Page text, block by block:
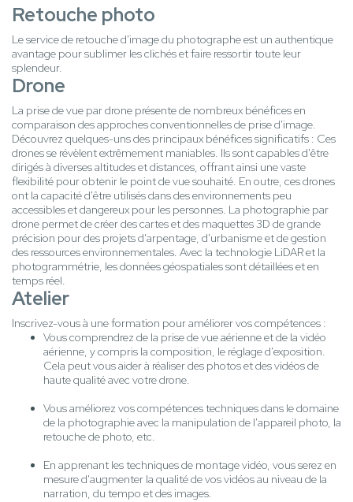
Retouche photo
Le service de retouche d'image du photographe est un authentique
avantage pour sublimer les clichés et faire ressortir toute leur
splendeur.
Drone
La prise de vue par drone présente de nombreux bénéfices en
comparaison des approches conventionnelles de prise d'image.
Découvrez quelques-uns des principaux bénéfices significatifs : Ces
drones se révèlent extrêmement maniables. Ils sont capables d'être
dirigés à diverses altitudes et distances, offrant ainsi une vaste
flexibilité pour obtenir le point de vue souhaité. En outre, ces drones
ont la capacité d'être utilisés dans des environnements peu
accessibles et dangereux pour les personnes. La photographie par
drone permet de créer des cartes et des maquettes 3D de grande
précision pour des projets d'arpentage, d'urbanisme et de gestion
des ressources environnementales. Avec la technologie LiDAR et la
photogrammétrie, les données géospatiales sont détaillées et en
temps réel.
Atelier
Inscrivez-vous à une formation pour améliorer vos compétences :
Vous comprendrez de la prise de vue aérienne et de la vidéo
aérienne, y compris la composition, le réglage d'exposition.
Cela peut vous aider à réaliser des photos et des vidéos de
haute qualité avec votre drone.
Vous améliorez vos compétences techniques dans le domaine
de la photographie avec la manipulation de l'appareil photo, la
retouche de photo, etc.
En apprenant les techniques de montage vidéo, vous serez en
mesure d'augmenter la qualité de vos vidéos au niveau de la
narration, du tempo et des images.